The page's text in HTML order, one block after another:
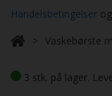
Handelsbetingelser og
Vaskebørste
3 stk. på lager.